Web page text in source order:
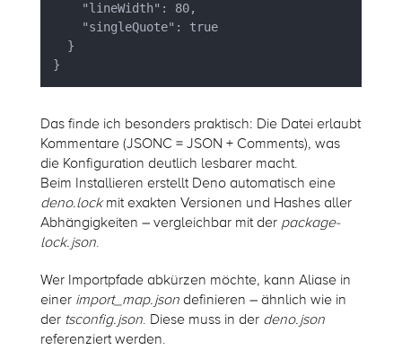
    "lineWidth": 80,
    "singleQuote": true
  }
Das finde ich besonders praktisch: Die Datei erlaubt
Kommentare (JSONC = JSON + Comments), was
die Konfiguration deutlich lesbarer macht.
Beim Installieren erstellt Deno automatisch eine
deno.lockmit exakten Versionen und Hashes aller
Abhängigkeiten – vergleichbar mit der package-
lock.json.
Wer Importpfade abkürzen möchte, kann Aliase in
einer import_map.jsondefinieren – ähnlich wie in
der tsconfig.json. Diese muss in der deno.json
referenziert werden.